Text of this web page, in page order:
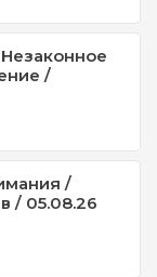
/
/
/ 05.08.26